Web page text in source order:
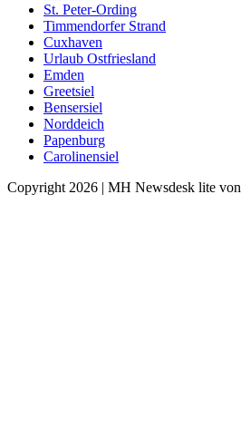
St. Peter-Ording
Timmendorfer Strand
Cuxhaven
Urlaub Ostfriesland
Emden
Greetsiel
Bensersiel
Norddeich
Papenburg
Carolinensiel
Copyright 2026 | MH Newsdesk lite von